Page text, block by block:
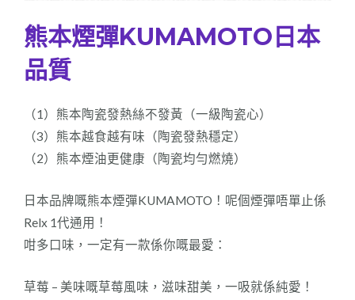
熊本煙彈KUMAMOTO日本
品質
（1）熊本陶瓷發熱絲不發黃（一級陶瓷心）
（3）熊本越食越有味（陶瓷發熱穩定）
（2）熊本煙油更健康（陶瓷均勻燃燒）
日本品牌嘅熊本煙彈KUMAMOTO！呢個煙彈唔單止係
Relx 1代通用！
咁多口味，一定有一款係你嘅最愛：
草莓 – 美味嘅草莓風味，滋味甜美，一吸就係純愛！